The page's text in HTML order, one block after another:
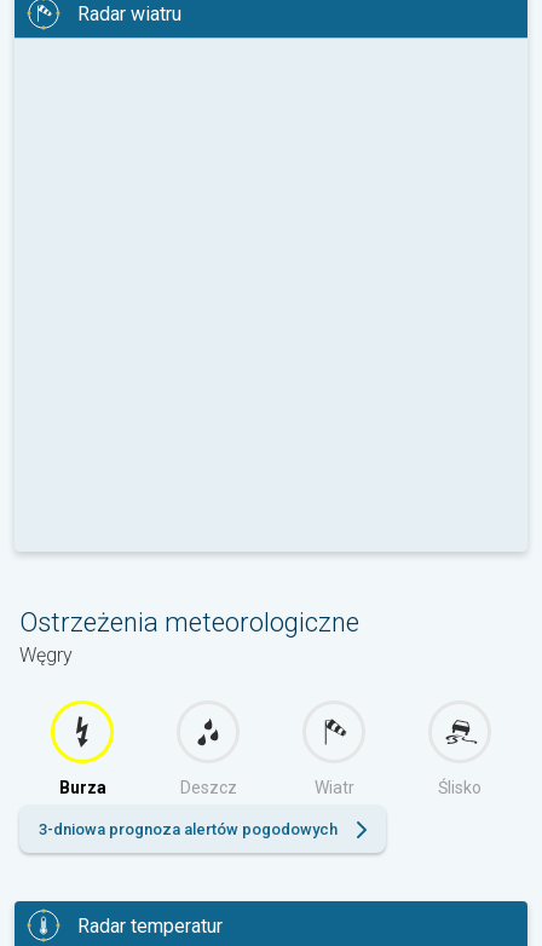
Radar wiatru
Ostrzeżenia meteorologiczne
Węgry
Burza Deszcz Wiatr Ślisko
3-dniowa prognoza alertów pogodowych
Radar temperatur